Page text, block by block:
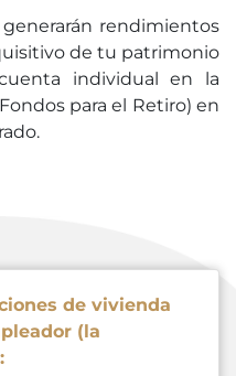
generarán rendimientos
de tu patrimonio
individual en la
para el Retiro) en
de vivienda
(la